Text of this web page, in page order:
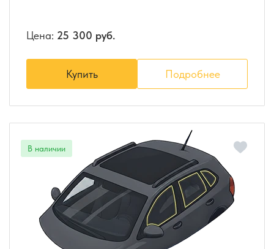
Цена: 25 300 руб.
Купить Подробнее